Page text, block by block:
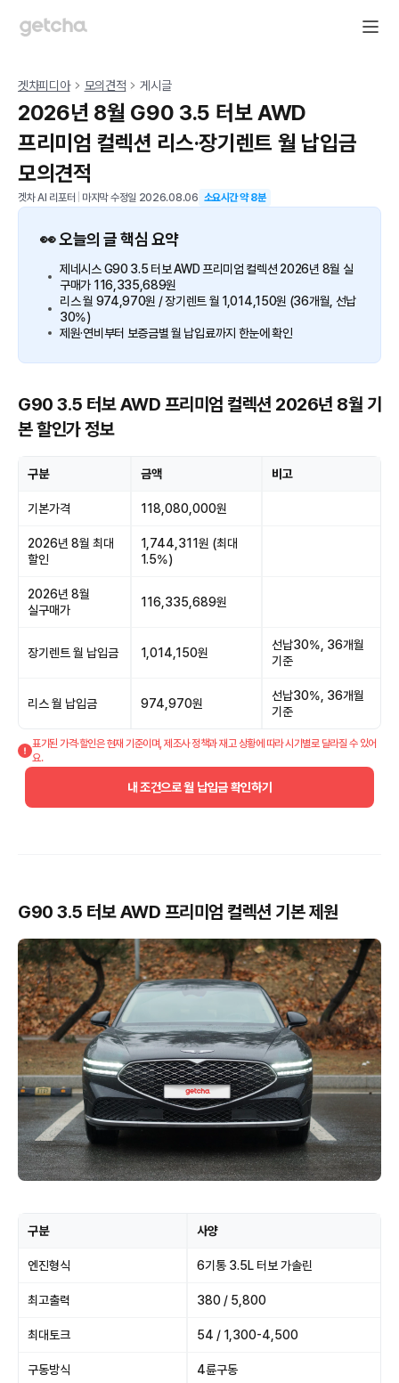
겟차피디아 모의견적 게시글
2026년 8월 G90 3.5 터보 AWD
프리미엄 컬렉션 리스·장기렌트 월 납입금
모의견적
겟차 AI 리포터 마지막 수정일 2026.08.06 소요시간 약8분
👀 오늘의 글 핵심 요약
제네시스 G90 3.5 터보 AWD 프리미엄 컬렉션 2026년 8월 실
구매가 116,335,689원
리스 월 974,970원 / 장기렌트 월 1,014,150원 (36개월, 선납
30%)
제원·연비부터 보증금별 월 납입료까지 한눈에 확인
G90 3.5 터보 AWD 프리미엄 컬렉션 2026년 8월 기
본 할인가 정보
구분 금액 비고
기본가격 118,080,000원
2026년 8월 최대
할인
1,744,311원 (최대
1.5%)
2026년 8월
실구매가
116,335,689원
장기렌트 월 납입금 1,014,150원
선납30%, 36개월
기준
리스 월 납입금 974,970원
선납30%, 36개월
기준
표기된 가격·할인은 현재 기준이며, 제조사 정책과 재고 상황에 따라 시기별로 달라질 수 있어
요.
내 조건으로 월 납입금 확인하기
G90 3.5 터보 AWD 프리미엄 컬렉션 기본 제원
구분 사양
엔진형식 6기통 3.5L 터보 가솔린
최고출력 380 / 5,800
최대토크 54 / 1,300-4,500
구동방식 4륜구동